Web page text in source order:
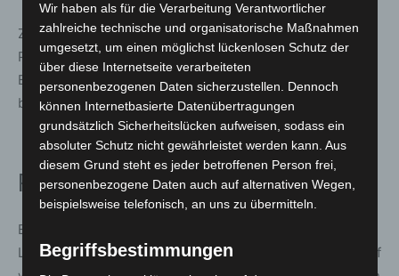
Ziel ist es, den Klinikalltag für Mitarbeitende,
Patientinnen, Patienten und Besucherinnen und
Besucher kulturell zu bereichern und Fotografie einem
breiten Publikum zugänglich zu machen.
Rückmeldungen und Beteiligung
Besucherinnen und Besucher können während der
Laufzeit Rückmeldungen über ein digitales Gästebuch auf
Wir haben als für die Verarbeitung Verantwortlicher
zahlreiche technische und organisatorische Maßnahmen
umgesetzt, um einen möglichst lückenlosen Schutz der
über diese Internetseite verarbeiteten
personenbezogenen Daten sicherzustellen. Dennoch
können Internetbasierte Datenübertragungen
grundsätzlich Sicherheitslücken aufweisen, sodass ein
absoluter Schutz nicht gewährleistet werden kann. Aus
diesem Grund steht es jeder betroffenen Person frei,
personenbezogene Daten auch auf alternativen Wegen,
beispielsweise telefonisch, an uns zu übermitteln.
Begriffsbestimmungen